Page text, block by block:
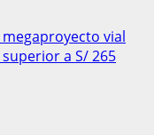
vial
a S/ 265